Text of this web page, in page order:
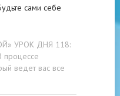
cами cебе
УРОК ДНЯ 118:
процессе
ведет вас все